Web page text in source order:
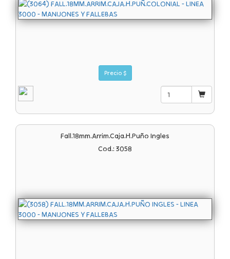
Precio $
Fall.18mm.arrim.caja.h.puño Ingles
Cod.: 3058